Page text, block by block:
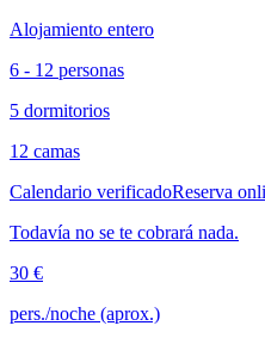
Alojamiento entero
6 - 12 personas
5 dormitorios
12 camas
Calendario verificadoReserva
Todavía no se te cobrará nada.
30 €
pers./noche (aprox.)